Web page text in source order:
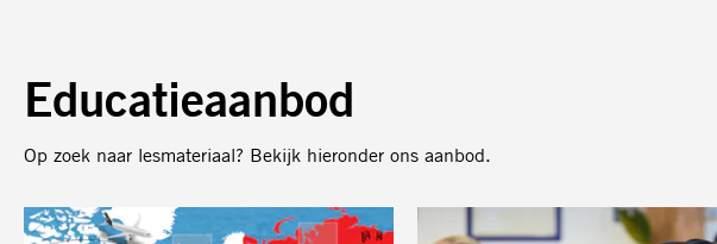
Educatieaanbod
Op zoek naar lesmateriaal? Bekijk hieronder ons aanbod.
Lees
Lees